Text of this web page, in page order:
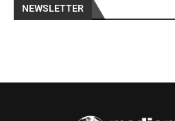
NEWSLETTER